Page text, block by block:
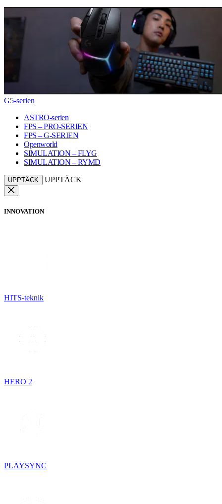
G5-serien
ASTRO-serien
FPS – PRO-SERIEN
FPS – G-SERIEN
Openworld
SIMULATION – FLYG
SIMULATION – RYMD
UPPTÄCK UPPTÄCK
INNOVATION
HITS-teknik
HERO 2
PLAYSYNC